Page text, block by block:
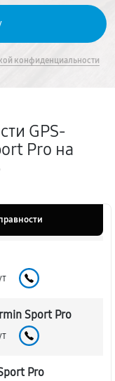
конфиденциальности
GPS-
Pro на
Sport Pro
Pro